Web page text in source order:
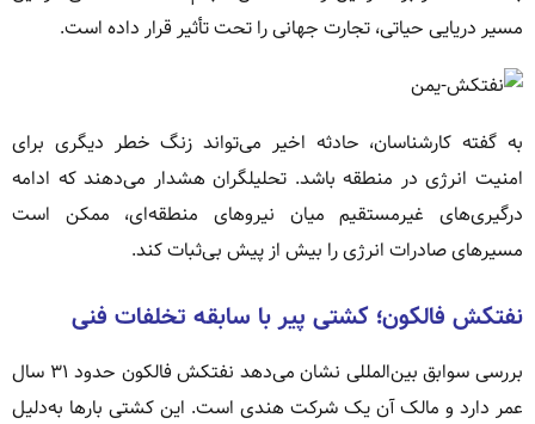
مسیر دریایی حیاتی، تجارت جهانی را تحت تأثیر قرار داده است.
به گفته کارشناسان، حادثه اخیر می‌تواند زنگ خطر دیگری برای
امنیت انرژی در منطقه باشد. تحلیلگران هشدار می‌دهند که ادامه
درگیری‌های غیرمستقیم میان نیروهای منطقه‌ای، ممکن است
مسیرهای صادرات انرژی را بیش از پیش بی‌ثبات کند.
نفتکش فالکون؛ کشتی پیر با سابقه تخلفات فنی
بررسی سوابق بین‌المللی نشان می‌دهد نفتکش فالکون حدود ۳۱ سال
عمر دارد و مالک آن یک شرکت هندی است. این کشتی بارها به‌دلیل